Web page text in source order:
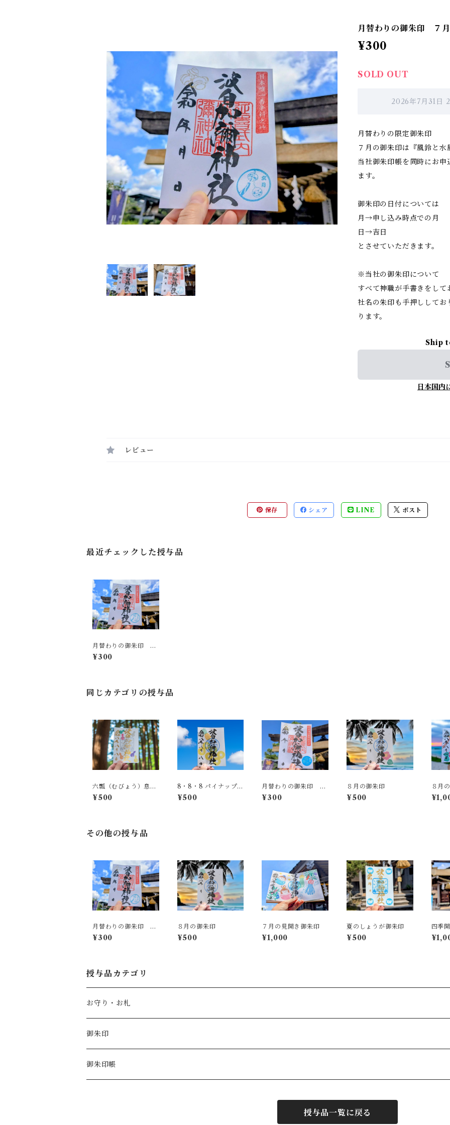
月替わりの御朱印 ７月
¥300
SOLD OUT
2026年7月31日
月替わりの限定御朱印
７月の御朱印は『風鈴と水
当社御朱印帳を同時にお
ます。
御朱印の日付については
月→申し込み時点での月
日→吉日
とさせていただきます。
※当社の御朱印について
すべて神職が手書きをして
社名の朱印も手押しして
ります。
Ship
日本国内
レビュー
保存 シェア LINE ポスト
最近チェックした授与品
月替わりの御朱印 ７
月
¥300
同じカテゴリの授与品
六瓢（むびょう）息災
御朱印 ※8月8日限
定授与
¥500
8・8・8 パイナップル
御朱印 ※8月8日限
定授与
¥500
月替わりの御朱印 ８
月
¥300
８月の御朱印
¥500
８月
その他の授与品
月替わりの御朱印 ７
月
¥300
８月の御朱印
¥500
７月の見開き御朱印
¥1,000
夏のしょうが御朱印
¥500
四季
授与品カテゴリ
お守り・お札
御朱印
御朱印帳
授与品一覧に戻る